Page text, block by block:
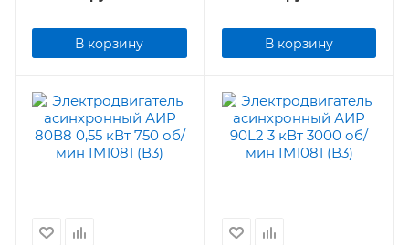
В корзину В корзину